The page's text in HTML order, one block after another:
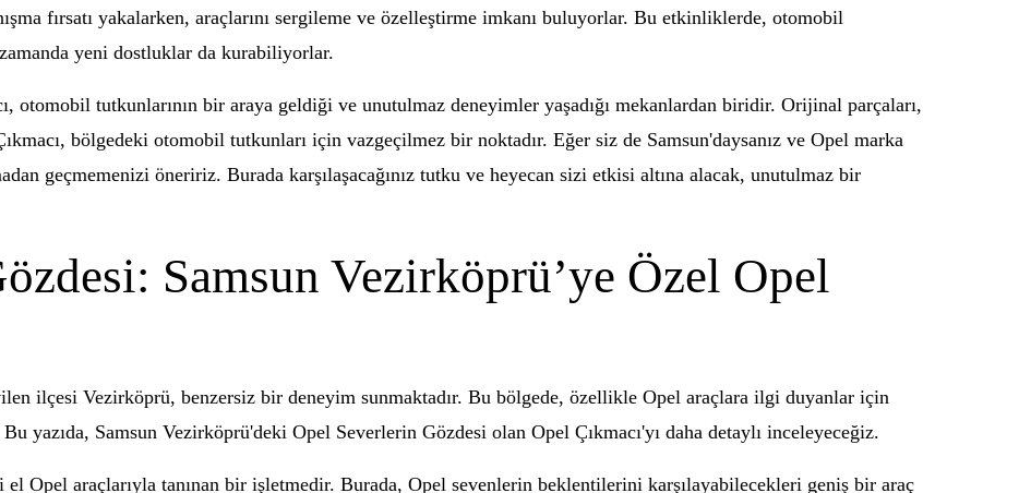
fırsatı yakalarken, araçlarını sergileme ve özelleştirme imkanı buluyorlar. Bu etkinliklerde, otomobil
yeni dostluklar da kurabiliyorlar.
otomobil tutkunlarının bir araya geldiği ve unutulmaz deneyimler yaşadığı mekanlardan biridir. Orijinal parçaları,
bölgedeki otomobil tutkunları için vazgeçilmez bir noktadır. Eğer siz de Samsun'daysanız ve Opel marka
geçmemenizi öneririz. Burada karşılaşacağınız tutku ve heyecan sizi etkisi altına alacak, unutulmaz bir
Samsun Vezirköprü’ye Özel Opel
ilçesi Vezirköprü, benzersiz bir deneyim sunmaktadır. Bu bölgede, özellikle Opel araçlara ilgi duyanlar için
yazıda, Samsun Vezirköprü'deki Opel Severlerin Gözdesi olan Opel Çıkmacı'yı daha detaylı inceleyeceğiz.
Opel araçlarıyla tanınan bir işletmedir. Burada, Opel sevenlerin beklentilerini karşılayabilecekleri geniş bir araç